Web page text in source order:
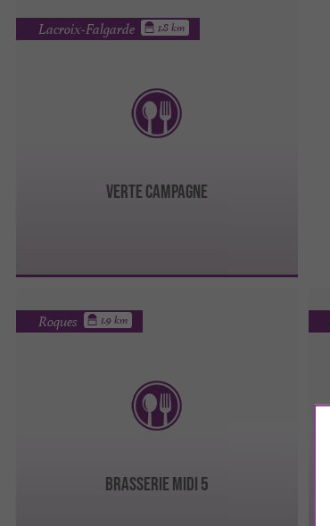
VERTE CAMPAGNE
Lacroix-Falgarde 1.8 km
BRASSERIE MIDI 5
Roques 1.9 km